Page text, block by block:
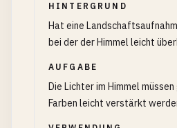
HINTERGRUND
Hat eine
bei der der Himmel leicht
AUFGABE
Die Lichter im Himmel
Farben leicht verstärkt